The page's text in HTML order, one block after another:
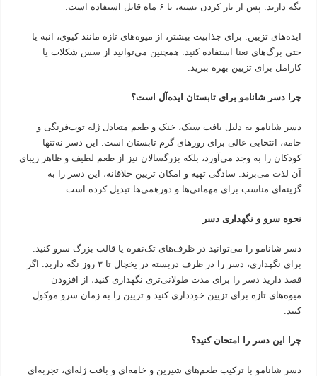
نگه دارید. پس از باز کردن بسته، تا ۶ ماه قابل استفاده است.
ایده‌های تزیین: برای جذابیت بیشتر، از میوه‌های تازه مانند کیوی، انبه یا
حتی برگ‌های نعنا استفاده کنید. همچنین می‌توانید از سس شکلات یا
کارامل برای تزیین بهره ببرید.
چرا دسر شانامو برای تابستان ایده‌آل است؟
دسر شانامو به دلیل بافت سبک، خنک و طعم متعادل ژله توت‌فرنگی و
خامه، انتخابی عالی برای روزهای گرم تابستان است. این دسر نه‌تنها
کودکان را به وجد می‌آورد، بلکه بزرگسالان نیز از طعم لطیف و ظاهر زیبای
آن لذت می‌برند. سادگی تهیه و امکان تزیین خلاقانه، این دسر را به
گزینه‌ای مناسب برای مهمانی‌ها و دورهمی‌ها تبدیل کرده است.
نحوه سرو و نگهداری دسر
دسر شانامو را می‌توانید در ظرف‌های تک‌نفره یا قالب بزرگ سرو کنید.
برای نگهداری، دسر را در ظرف دربسته در یخچال تا ۳ روز نگه دارید. اگر
قصد دارید دسر را برای مدت طولانی‌تری نگهداری کنید، از افزودن
میوه‌های تازه برای تزیین خودداری کنید و تزیین را به زمان سرو موکول
کنید.
چرا این دسر را امتحان کنید؟
دسر شانامو با ترکیب طعم‌های شیرین و خامه‌ای و بافت ژله‌ای، تجربه‌ای